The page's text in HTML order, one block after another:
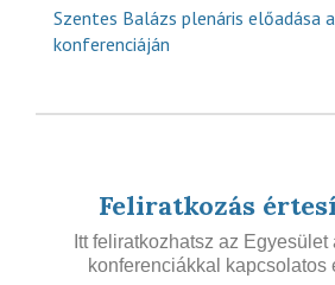
Szentes Balázs plenáris előadása
konferenciáján
Feliratkozás
Itt feliratkozhatsz az
konferenciákkal kapcsolatos